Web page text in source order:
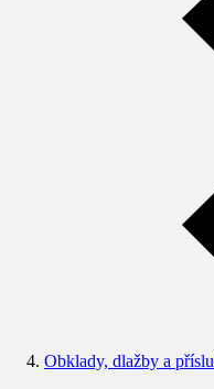
Obklady, dlažby a